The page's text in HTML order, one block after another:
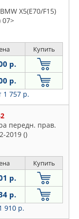
X5(E70/F15)
07>
Купить
р.
р.
1 757 р.
передн. прав.
2019 ()
Купить
р.
р.
910 р.